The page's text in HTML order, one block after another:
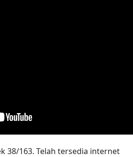
38/163. Telah tersedia internet